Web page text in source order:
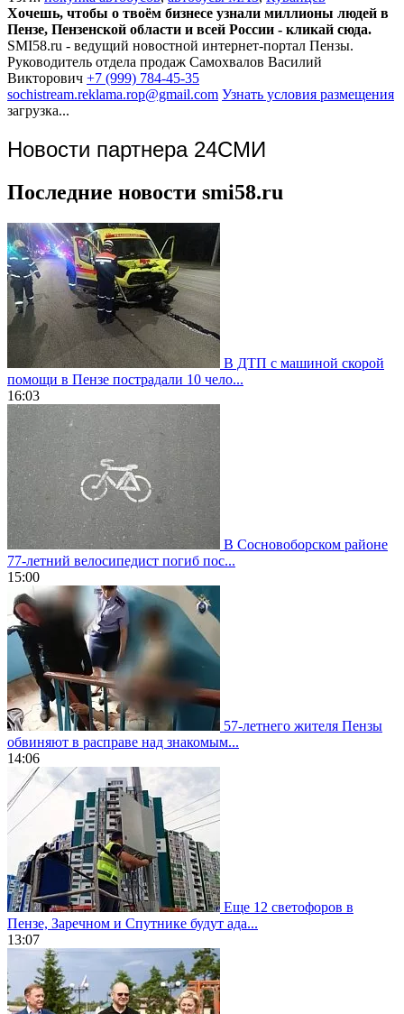
Хочешь, чтобы о твоём бизнесе узнали миллионы людей в
Пензе, Пензенской области и всей России - кликай сюда.
SMI58.ru - ведущий новостной интернет-портал Пензы.
Руководитель отдела продаж Самохвалов Василий
Викторович +7 (999) 784-45-35
sochistream.reklama.rop@gmail.com Узнать условия размещения
загрузка...
Новости партнера 24СМИ
Последние новости smi58.ru
В ДТП с машиной скорой
помощи в Пензе пострадали 10 чело...
16:03
В Сосновоборском районе
77-летний велосипедист погиб пос...
15:00
57-летнего жителя Пензы
обвиняют в расправе над знакомым...
14:06
Еще 12 светофоров в
Пензе, Заречном и Спутнике будут ада...
13:07